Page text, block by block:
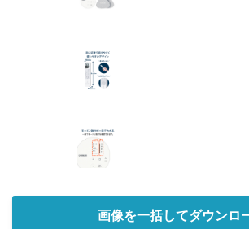
画像を一括してダウンロ